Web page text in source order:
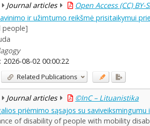
Journal articles Open Access (CC) BY-
ir užimtumo reikšmė prisitaikymui
people]
2026-08-02 00:00:22
Related Publications
Journal articles ©InC – Lituanistika
priėmimo sąsajos su saviveiksmingumu
of disability of people with mobility